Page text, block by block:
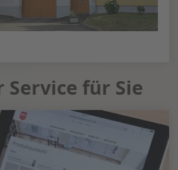
Service für Sie